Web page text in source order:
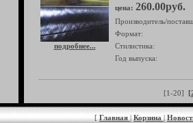
подробнее...
цена: 260.00руб.
Производитель/
Формат:
Стилистика:
Год выпуска:
[1-20]
[ Главная | Корзина |